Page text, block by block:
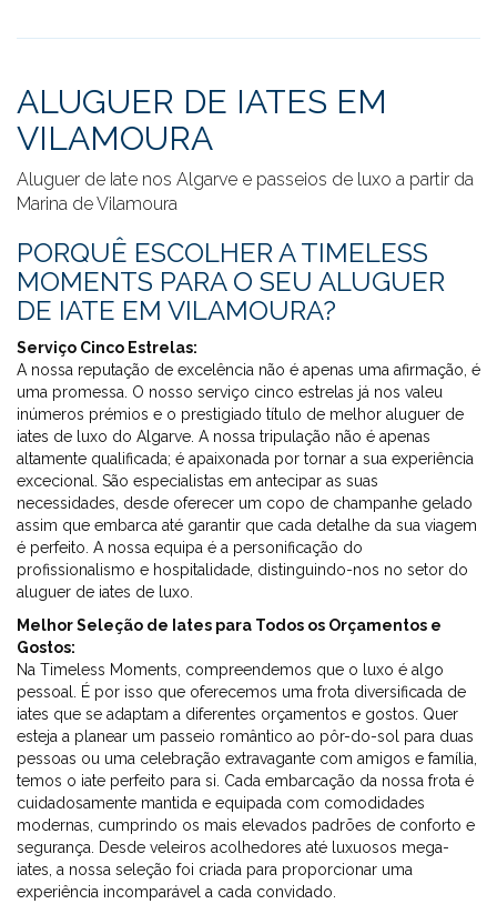
ALUGUER DE IATES EM
VILAMOURA
Aluguer de Iate nos Algarve e passeios de luxo a partir da
Marina de Vilamoura
PORQUÊ ESCOLHER A TIMELESS
MOMENTS PARA O SEU ALUGUER
DE IATE EM VILAMOURA?
Serviço Cinco Estrelas:
A nossa reputação de excelência não é apenas uma afirmação, é
uma promessa. O nosso serviço cinco estrelas já nos valeu
inúmeros prémios e o prestigiado título de melhor aluguer de
iates de luxo do Algarve. A nossa tripulação não é apenas
altamente qualificada; é apaixonada por tornar a sua experiência
excecional. São especialistas em antecipar as suas
necessidades, desde oferecer um copo de champanhe gelado
assim que embarca até garantir que cada detalhe da sua viagem
é perfeito. A nossa equipa é a personificação do
profissionalismo e hospitalidade, distinguindo-nos no setor do
aluguer de iates de luxo.
Melhor Seleção de Iates para Todos os Orçamentos e
Gostos:
Na Timeless Moments, compreendemos que o luxo é algo
pessoal. É por isso que oferecemos uma frota diversificada de
iates que se adaptam a diferentes orçamentos e gostos. Quer
esteja a planear um passeio romântico ao pôr-do-sol para duas
pessoas ou uma celebração extravagante com amigos e família,
temos o iate perfeito para si. Cada embarcação da nossa frota é
cuidadosamente mantida e equipada com comodidades
modernas, cumprindo os mais elevados padrões de conforto e
segurança. Desde veleiros acolhedores até luxuosos mega-
iates, a nossa seleção foi criada para proporcionar uma
experiência incomparável a cada convidado.